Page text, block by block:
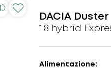
DACIA Duster
1.8 hybrid
Alimentazione